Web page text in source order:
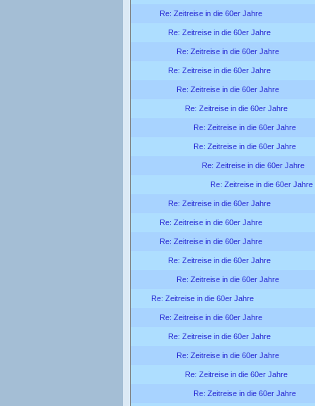
Re: Zeitreise in die 60er Jahre
Re: Zeitreise in die 60er Jahre
Re: Zeitreise in die 60er Jahre
Re: Zeitreise in die 60er Jahre
Re: Zeitreise in die 60er Jahre
Re: Zeitreise in die 60er Jahre
Re: Zeitreise in die 60er Jahre
Re: Zeitreise in die 60er Jahre
Re: Zeitreise in die 60er Jahre
Re: Zeitreise in die 60er Jahre
Re: Zeitreise in die 60er Jahre
Re: Zeitreise in die 60er Jahre
Re: Zeitreise in die 60er Jahre
Re: Zeitreise in die 60er Jahre
Re: Zeitreise in die 60er Jahre
Re: Zeitreise in die 60er Jahre
Re: Zeitreise in die 60er Jahre
Re: Zeitreise in die 60er Jahre
Re: Zeitreise in die 60er Jahre
Re: Zeitreise in die 60er Jahre
Re: Zeitreise in die 60er Jahre